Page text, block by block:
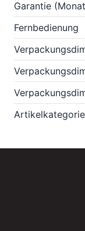
Garantie
Fernbedienung
Artikelkategorie